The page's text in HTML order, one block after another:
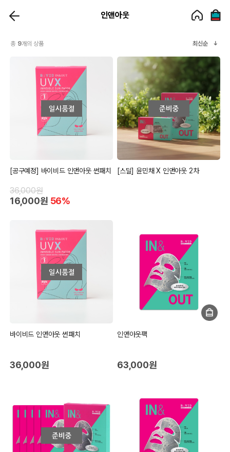
인앤아웃
총 9개의 상품 최신순
[공구예정] 바이비드 인앤아웃 썬패치
36,000원
16,000원 56%
[스딜] 윤민채 X 인앤아웃 2차
바이비드 인앤아웃 썬패치
36,000원
인앤아웃팩
63,000원